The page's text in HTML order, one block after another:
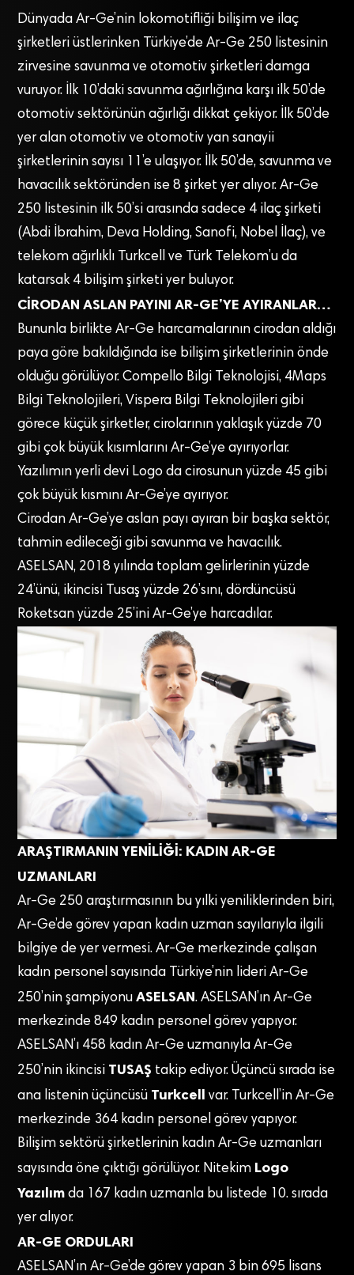
Dünyada Ar-Ge’nin lokomotifliği bilişim ve ilaç
şirketleri üstlerinken Türkiye’de Ar-Ge 250 listesinin
zirvesine savunma ve otomotiv şirketleri damga
vuruyor. İlk 10’daki savunma ağırlığına karşı ilk 50’de
otomotiv sektörünün ağırlığı dikkat çekiyor. İlk 50’de
yer alan otomotiv ve otomotiv yan sanayii
şirketlerinin sayısı 11’e ulaşıyor. İlk 50’de, savunma ve
havacılık sektöründen ise 8 şirket yer alıyor. Ar-Ge
250 listesinin ilk 50’si arasında sadece 4 ilaç şirketi
(Abdi İbrahim, Deva Holding, Sanofi, Nobel İlaç), ve
telekom ağırlıklı Turkcell ve Türk Telekom’u da
katarsak 4 bilişim şirketi yer buluyor.
CİRODAN ASLAN PAYINI AR-GE’YE AYIRANLAR…
Bununla birlikte Ar-Ge harcamalarının cirodan aldığı
paya göre bakıldığında ise bilişim şirketlerinin önde
olduğu görülüyor. Compello Bilgi Teknolojisi, 4Maps
Bilgi Teknolojileri, Vispera Bilgi Teknolojileri gibi
görece küçük şirketler, cirolarının yaklaşık yüzde 70
gibi çok büyük kısımlarını Ar-Ge’ye ayırıyorlar.
Yazılımın yerli devi Logo da cirosunun yüzde 45 gibi
çok büyük kısmını Ar-Ge’ye ayırıyor.
Cirodan Ar-Ge’ye aslan payı ayıran bir başka sektör,
tahmin edileceği gibi savunma ve havacılık.
ASELSAN, 2018 yılında toplam gelirlerinin yüzde
24’ünü, ikincisi Tusaş yüzde 26’sını, dördüncüsü
Roketsan yüzde 25’ini Ar-Ge’ye harcadılar.
ARAŞTIRMANIN YENİLİĞİ: KADIN AR-GE
UZMANLARI
Ar-Ge 250 araştırmasının bu yılki yeniliklerinden biri,
Ar-Ge’de görev yapan kadın uzman sayılarıyla ilgili
bilgiye de yer vermesi. Ar-Ge merkezinde çalışan
kadın personel sayısında Türkiye’nin lideri Ar-Ge
250’nin şampiyonuASELSAN. ASELSAN’ın Ar-Ge
merkezinde 849 kadın personel görev yapıyor.
ASELSAN’ı 458 kadın Ar-Ge uzmanıyla Ar-Ge
250’nin ikincisi TUSAŞ takip ediyor. Üçüncü sırada ise
ana listenin üçüncüsü Turkcellvar. Turkcell’in Ar-Ge
merkezinde 364 kadın personel görev yapıyor.
Bilişim sektörü şirketlerinin kadın Ar-Ge uzmanları
sayısında öne çıktığı görülüyor. Nitekim Logo
Yazılım da 167 kadın uzmanla bu listede 10. sırada
yer alıyor.
AR-GE ORDULARI
ASELSAN’ın Ar-Ge’de görev yapan 3 bin 695 lisans